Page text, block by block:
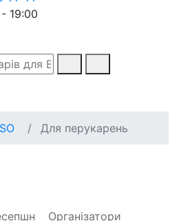
19:00
Для перукарень
Організатори